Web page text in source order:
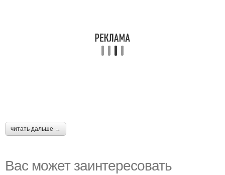
читать дальше →
Вас может заинтересовать